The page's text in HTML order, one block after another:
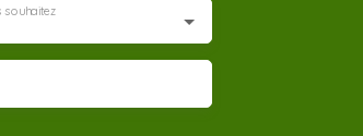
souhaitez